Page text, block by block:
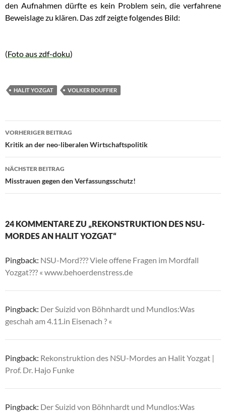
den Aufnahmen dürfte es kein Problem sein, die verfahrene
Beweislage zu klären. Das zdf zeigte folgendes Bild:
(Foto aus zdf-doku)
HALIT YOZGAT VOLKER BOUFFIER
Beitragsnavigation
VORHERIGER BEITRAG
Kritik an der neo-liberalen Wirtschaftspolitik
NÄCHSTER BEITRAG
Misstrauen gegen den Verfassungsschutz!
24 KOMMENTARE ZU „REKONSTRUKTION DES NSU-
MORDES AN HALIT YOZGAT“
Pingback: NSU-Mord??? Viele offene Fragen im Mordfall
Yozgat??? « www.behoerdenstress.de
Pingback: Der Suizid von Böhnhardt und Mundlos:Was
geschah am 4.11.in Eisenach ? «
Pingback: Rekonstruktion des NSU-Mordes an Halit Yozgat |
Prof. Dr. Hajo Funke
Pingback: Der Suizid von Böhnhardt und Mundlos:Was